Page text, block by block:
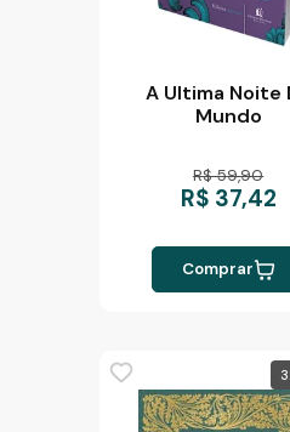
A Ultima Noite
Mundo
R$ 59,90
R$ 37,42
Comprar